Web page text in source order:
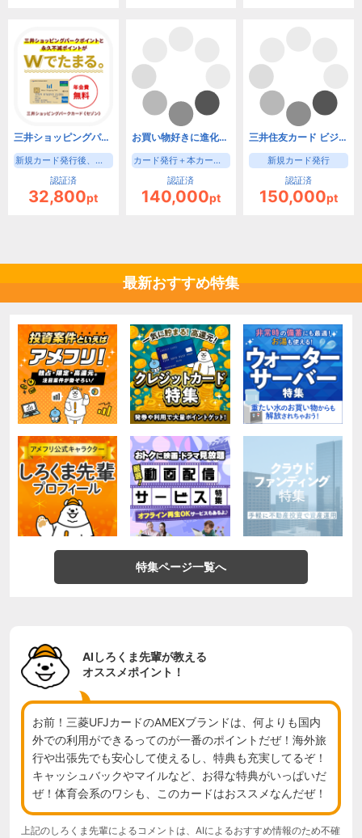
三井ショッピングパークカード《セゾン》（新規カード発行後、入会月の翌月末までに3000円(税込)の利用）【iOS・Android・PC】
新規カード発行後、入会月の翌月末までに3000円(税込)の利用
認証済
32,800pt
お買い物好きに進化したゴールドカード！三井住友カード ゴールド（NL）（家族カード発行）
カード発行＋本カード申込時家族カード申込で成果
認証済
140,000pt
三井住友カード ビジネスオーナーズ（カード発行）
新規カード発行
認証済
150,000pt
最新おすすめ特集
特集ページ一覧へ
AIしろくま先輩が教える
オススメポイント！
お前！三菱UFJカードのAMEXブランドは、何よりも国内
外での利用ができるってのが一番のポイントだぜ！海外旅
行や出張先でも安心して使えるし、特典も充実してるぞ！
キャッシュバックやマイルなど、お得な特典がいっぱいだ
ぜ！体育会系のワシも、このカードはおススメなんだぜ！
上記のしろくま先輩によるコメントは、AIによるおすすめ情報のため不確